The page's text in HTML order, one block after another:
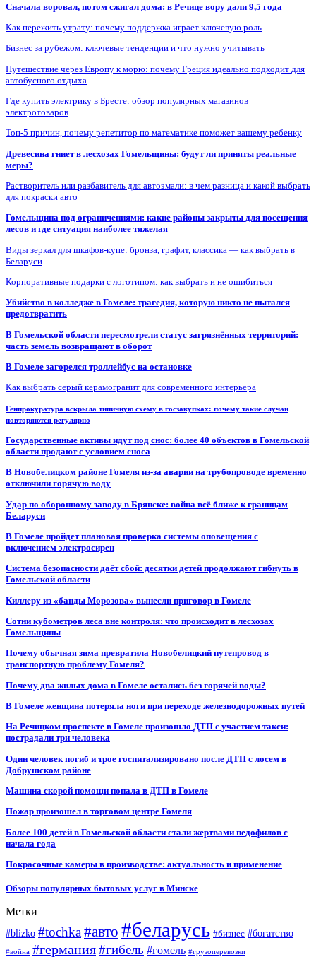
Сначала воровал, потом сжигал дома: в Речице вору дали 9,5 года
Как пережить утрату: почему поддержка играет ключевую роль
Бизнес за рубежом: ключевые тенденции и что нужно учитывать
Путешествие через Европу к морю: почему Греция идеально подходит для
автобусного отдыха
Где купить электрику в Бресте: обзор популярных магазинов
электротоваров
Топ-5 причин, почему репетитор по математике поможет вашему ребенку
Древесина гниет в лесхозах Гомельщины: будут ли приняты реальные
меры?
Растворитель или разбавитель для автоэмали: в чем разница и какой выбрать
для покраски авто
Гомельщина под ограничениями: какие районы закрыты для посещения
лесов и где ситуация наиболее тяжелая
Виды зеркал для шкафов-купе: бронза, графит, классика — как выбрать в
Беларуси
Корпоративные подарки с логотипом: как выбрать и не ошибиться
Убийство в колледже в Гомеле: трагедия, которую никто не пытался
предотвратить
В Гомельской области пересмотрели статус загрязнённых территорий:
часть земель возвращают в оборот
В Гомеле загорелся троллейбус на остановке
Как выбрать серый керамогранит для современного интерьера
Генпрокуратура вскрыла типичную схему в госзакупках: почему такие случаи
повторяются регулярно
Государственные активы идут под снос: более 40 объектов в Гомельской
области продают с условием сноса
В Новобелицком районе Гомеля из-за аварии на трубопроводе временно
отключили горячую воду
Удар по оборонному заводу в Брянске: война всё ближе к границам
Беларуси
В Гомеле пройдет плановая проверка системы оповещения с
включением электросирен
Система безопасности даёт сбой: десятки детей продолжают гибнуть в
Гомельской области
Киллеру из «банды Морозова» вынесли приговор в Гомеле
Сотни кубометров леса вне контроля: что происходит в лесхозах
Гомельщины
Почему обычная зима превратила Новобелицкий путепровод в
транспортную проблему Гомеля?
Почему два жилых дома в Гомеле остались без горячей воды?
В Гомеле женщина потеряла ноги при переходе железнодорожных путей
На Речицком проспекте в Гомеле произошло ДТП с участием такси:
пострадали три человека
Один человек погиб и трое госпитализировано после ДТП с лосем в
Добрушском районе
Машина скорой помощи попала в ДТП в Гомеле
Пожар произошел в торговом центре Гомеля
Более 100 детей в Гомельской области стали жертвами педофилов с
начала года
Покрасочные камеры в производстве: актуальность и применение
Обзоры популярных бытовых услуг в Минске
Метки
#blizko #tochka#авто #беларусь #бизнес #богатство
#война #германия#гибель #гомель #грузоперевозки